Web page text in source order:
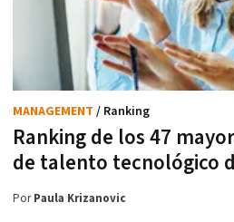
Ranking de los 47
de talento tecnológico
MANAGEMENT / Ranking
PorPaula Krizanovic